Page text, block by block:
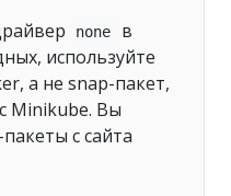
none
в
используйте
а не snap-пакет,
Minikube. Вы
-пакеты с сайта